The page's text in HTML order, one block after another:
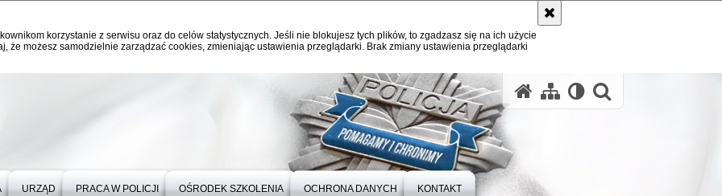
korzystanie z serwisu oraz do celów statystycznych. Jeśli nie blokujesz tych plików, to zgadzasz się na ich użycie
że możesz samodzielnie zarządzać cookies, zmieniając ustawienia przeglądarki. Brak zmiany ustawienia przeglądarki
URZĄD PRACA W POLICJI OŚRODEK SZKOLENIA OCHRONA DANYCH KONTAKT